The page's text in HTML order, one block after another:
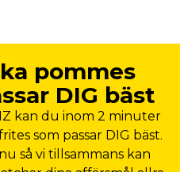
pommes
DIG bäst
kan du inom 2 minuter
som passar DIG bäst.
så vi tillsammans kan